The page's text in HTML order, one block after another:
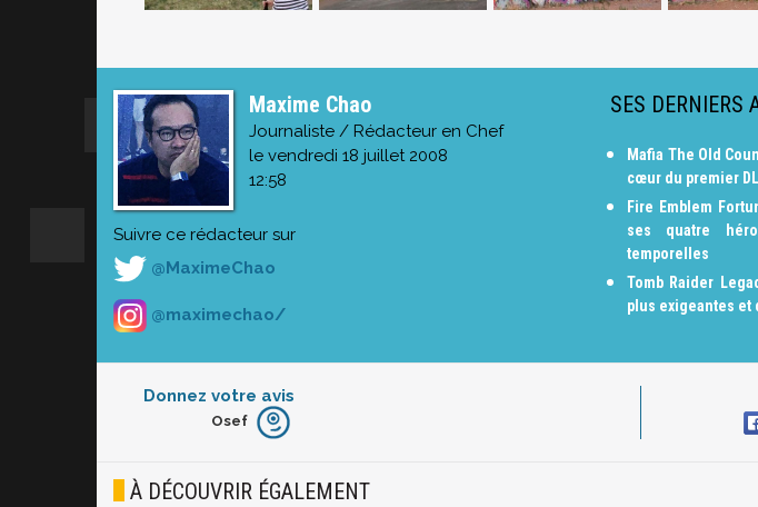
Maxime Chao
Journaliste / Rédacteur en Chef
le vendredi 18 juillet 2008
12:58
Suivre ce rédacteur sur
@MaximeChao
@maximechao/
SES DERNIERS
Mafia The Old
cœur du premier
Fire Emblem
ses quatre
temporelles
Tomb Raider
plus exigeantes et
Donnez votre avis
Furieux
Osef
À DÉCOUVRIR ÉGALEMENT